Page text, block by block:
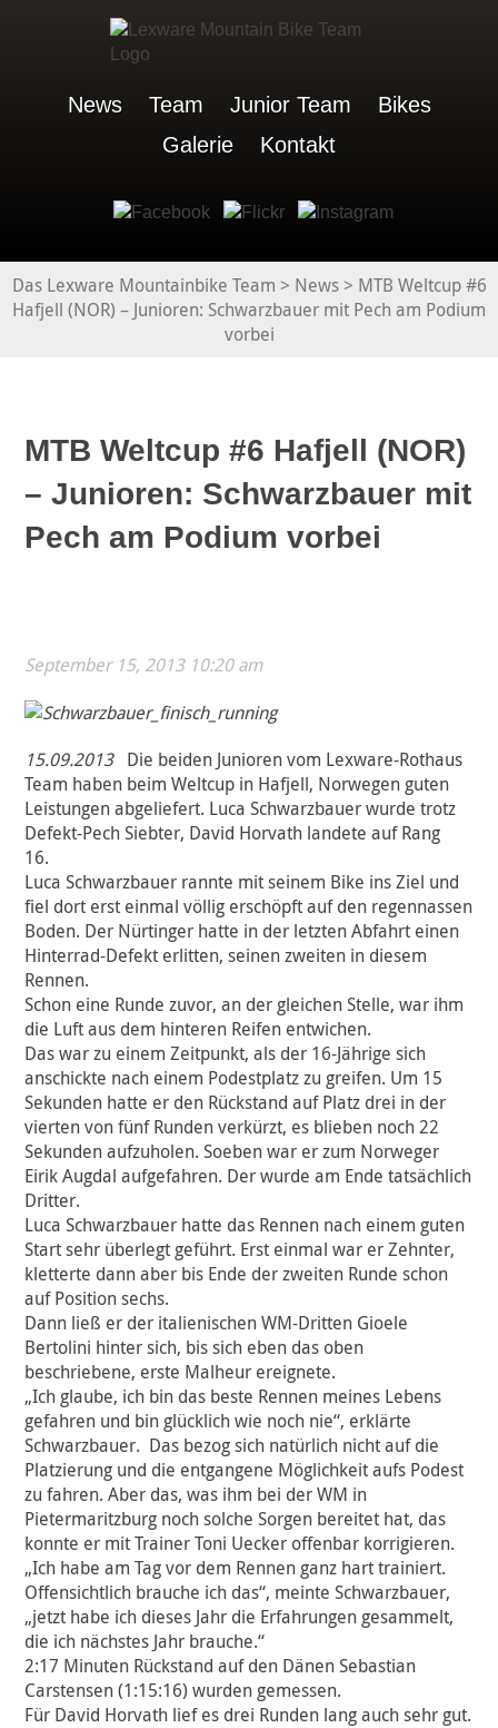
News Team Junior Team
Bikes
Galerie
Kontakt
Das Lexware Mountainbike Team > News> MTB Weltcup #6
Hafjell (NOR) – Junioren: Schwarzbauer mit Pech am Podium
vorbei
MTB Weltcup #6 Hafjell (NOR)
– Junioren: Schwarzbauer mit
Pech am Podium vorbei
September 15, 2013 10:20 am
15.09.2013Die beiden Junioren vom Lexware-Rothaus
Team haben beim Weltcup in Hafjell, Norwegen guten
Leistungen abgeliefert. Luca Schwarzbauer wurde trotz
Defekt-Pech Siebter, David Horvath landete auf Rang
16.
Luca Schwarzbauer rannte mit seinem Bike ins Ziel und
fiel dort erst einmal völlig erschöpft auf den regennassen
Boden. Der Nürtinger hatte in der letzten Abfahrt einen
Hinterrad-Defekt erlitten, seinen zweiten in diesem
Rennen.
Schon eine Runde zuvor, an der gleichen Stelle, war ihm
die Luft aus dem hinteren Reifen entwichen.
Das war zu einem Zeitpunkt, als der 16-Jährige sich
anschickte nach einem Podestplatz zu greifen. Um 15
Sekunden hatte er den Rückstand auf Platz drei in der
vierten von fünf Runden verkürzt, es blieben noch 22
Sekunden aufzuholen. Soeben war er zum Norweger
Eirik Augdal aufgefahren. Der wurde am Ende tatsächlich
Dritter.
Luca Schwarzbauer hatte das Rennen nach einem guten
Start sehr überlegt geführt. Erst einmal war er Zehnter,
kletterte dann aber bis Ende der zweiten Runde schon
auf Position sechs.
Dann ließ er der italienischen WM-Dritten Gioele
Bertolini hinter sich, bis sich eben das oben
beschriebene, erste Malheur ereignete.
„Ich glaube, ich bin das beste Rennen meines Lebens
gefahren und bin glücklich wie noch nie“, erklärte
Schwarzbauer. Das bezog sich natürlich nicht auf die
Platzierung und die entgangene Möglichkeit aufs Podest
zu fahren. Aber das, was ihm bei der WM in
Pietermaritzburg noch solche Sorgen bereitet hat, das
konnte er mit Trainer Toni Uecker offenbar korrigieren.
„Ich habe am Tag vor dem Rennen ganz hart trainiert.
Offensichtlich brauche ich das“, meinte Schwarzbauer,
„jetzt habe ich dieses Jahr die Erfahrungen gesammelt,
die ich nächstes Jahr brauche.“
2:17 Minuten Rückstand auf den Dänen Sebastian
Carstensen (1:15:16) wurden gemessen.
Für David Horvath lief es drei Runden lang auch sehr gut.